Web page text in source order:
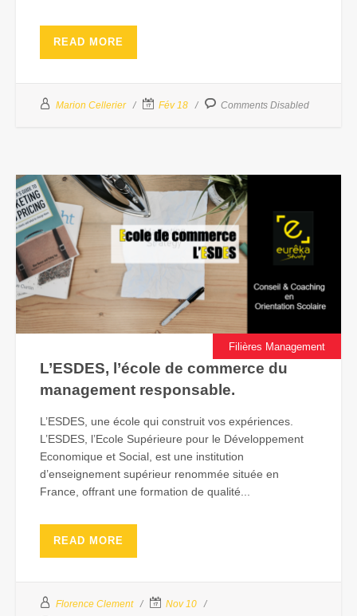
READ MORE
Marion Cellerier Fév 18 Comments Disabled
Filières Management
L’ESDES, l’école de commerce du
management responsable.
L’ESDES, une école qui construit vos expériences.
L’ESDES, l’Ecole Supérieure pour le Développement
Economique et Social, est une institution
d’enseignement supérieur renommée située en
France, offrant une formation de qualité...
READ MORE
Florence Clement
Nov 10